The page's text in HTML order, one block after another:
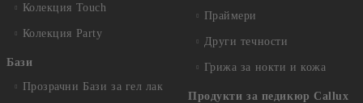
Колекция Touch
Колекция Party
Бази
Прозрачни Бази за гел лак
Праймери
Други течности
Грижа за нокти и кожа
Продукти за педикюр Callux